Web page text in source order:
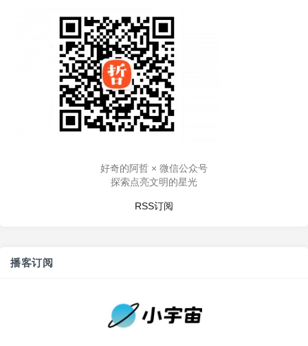
好奇的阿哲 × 微信公众号
探索点亮文明的星光
RSS订阅
播客订阅